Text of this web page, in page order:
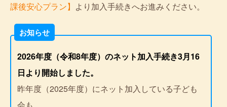
課後安心プラン】 より加入手続きへお進みください。
お知らせ
2026年度（令和8年度）のネット加入手続き3月16
日より開始しました。
昨年度（2025年度）にネット加入している子ども